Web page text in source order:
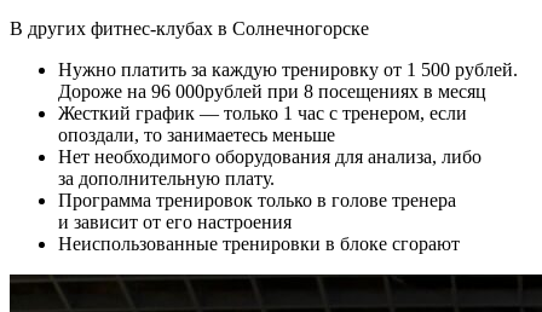
В других фитнес-клубах в Солнечногорске
Нужно платить за каждую тренировку от 1 500 рублей.
Дороже на 96 000рублей при 8 посещениях в месяц
Жесткий график — только 1 час с тренером, если
опоздали, то занимаетесь меньше
Нет необходимого оборудования для анализа, либо
за дополнительную плату.
Программа тренировок только в голове тренера
и зависит от его настроения
Неиспользованные тренировки в блоке сгорают